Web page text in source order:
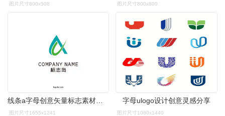
图片尺寸800x508 图片尺寸800x800
图片尺寸1655x1241
字母ulogo设计创意灵感分享
图片尺寸1080x1440